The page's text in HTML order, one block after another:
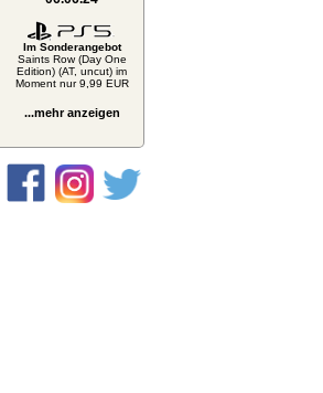
Im Sonderangebot
Saints Row (Day One
Edition) (AT, uncut) im
Moment nur 9,99 EUR
...mehr anzeigen